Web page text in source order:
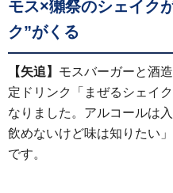
モス×獺祭のシェイク
ク”がくる
【矢追】 モスバーガーと酒
定ドリンク「まぜるシェイ
なりました。アルコールは
飲めないけど味は知りたい
です。